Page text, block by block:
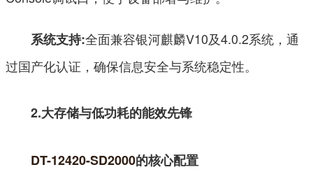
系统支持:全面兼容银河麒麟V10及4.0.2系统，通
过国产化认证，确保信息安全与系统稳定性。
2.大存储与低功耗的能效先锋
DT-12420-SD2000的核心配置